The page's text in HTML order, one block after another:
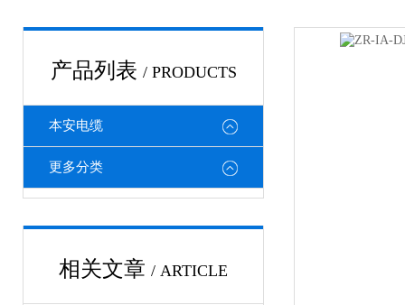
产品列表 / PRODUCTS
本安电缆
更多分类
相关文章 / ARTICLE